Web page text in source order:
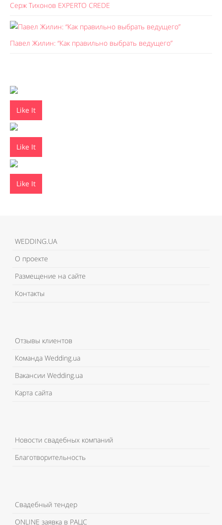
Серж Тихонов EXPERTO CREDE
Павел Жилин: “Как правильно выбрать ведущего”
Like It
Like It
Like It
WEDDING.UA
О проекте
Размещение на сайте
Контакты
Отзывы клиентов
Команда Wedding.ua
Вакансии Wedding.ua
Карта сайта
Новости свадебных компаний
Благотворительность
Свадебный тендер
ONLINE заявка в РАЦС